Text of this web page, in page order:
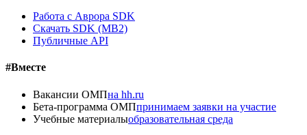
Работа с Аврора SDK
Скачать SDK (MB2)
Публичные API
#Вместе
Вакансии ОМПна hh.ru
Бета-программа ОМПпринимаем заявки на участие
Учебные материалыобразовательная среда